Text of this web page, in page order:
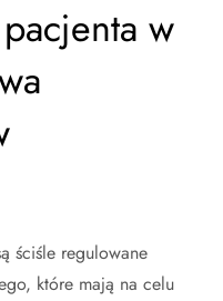
w
ściśle regulowane
które mają na celu